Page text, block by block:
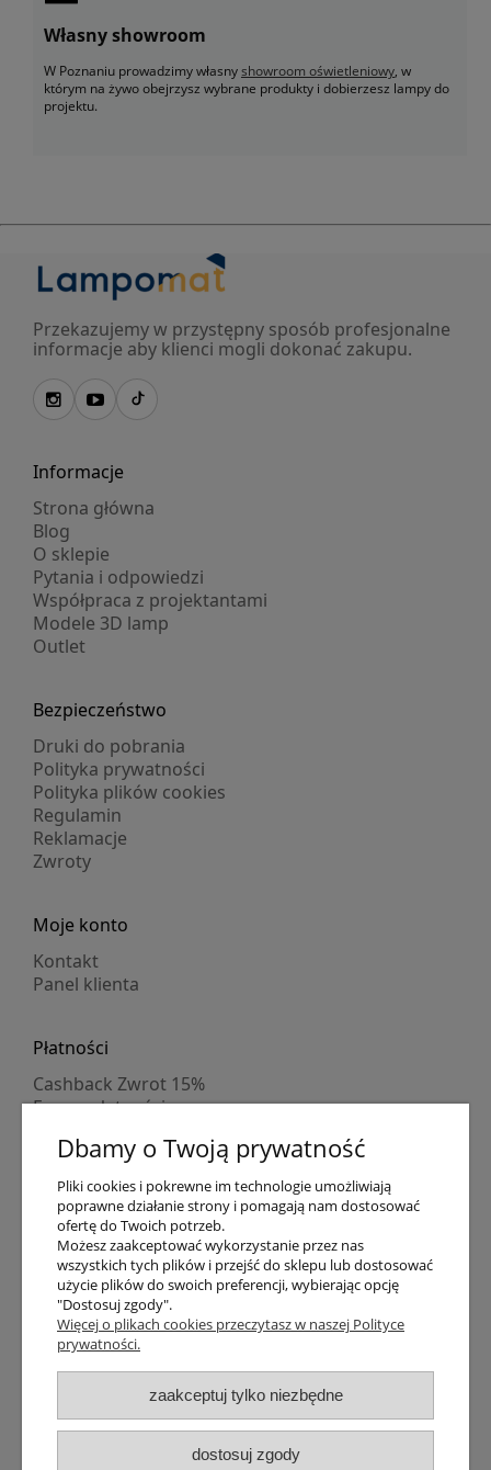
Własny showroom
W Poznaniu prowadzimy własnyshowroom oświetleniowy, w
którym na żywo obejrzysz wybrane produkty i dobierzesz lampy do
projektu.
Przekazujemy w przystępny sposób profesjonalne
informacje aby klienci mogli dokonać zakupu.
Informacje
Strona główna
Blog
O sklepie
Pytania i odpowiedzi
Współpraca z projektantami
Modele 3D lamp
Outlet
Bezpieczeństwo
Druki do pobrania
Polityka prywatności
Polityka plików cookies
Regulamin
Reklamacje
Zwroty
Moje konto
Kontakt
Panel klienta
Płatności
Cashback Zwrot 15%
Formy płatności
Numer konta
PayPo kupujesz, nie płacisz
Progi rabatowe
Promocje
Dostawa
Czas wysyłki
Dostawa
Śledzenie przesyłki GLS
Śledzenie przesyłki DPD
Shipping abroad
Zarejestruj się /Zaloguj się
Dbamy o Twoją prywatność
Pliki cookies i pokrewne im technologie umożliwiają
poprawne działanie strony i pomagają nam dostosować
ofertę do Twoich potrzeb.
Możesz zaakceptować wykorzystanie przez nas
wszystkich tych plików i przejść do sklepu lub dostosować
użycie plików do swoich preferencji, wybierając opcję
"Dostosuj zgody".
Więcej o plikach cookies przeczytasz w naszej Polityce
prywatności.
zaakceptuj tylko niezbędne
dostosuj zgody